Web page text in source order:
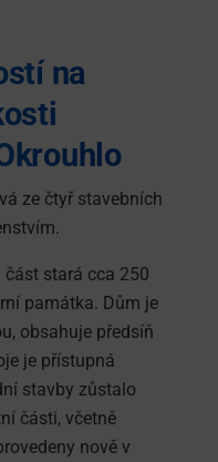
na
ze čtyř stavebních
stará cca 250
památka. Dům je
obsahuje předsíň
je přístupná
stavby zůstalo
části, včetně
nově v